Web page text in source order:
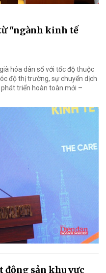
"ngành kinh tế
hóa dân số với tốc độ thuộc
độ thị trường, sự chuyển dịch
triển hoàn toàn mới –
động sản khu vực